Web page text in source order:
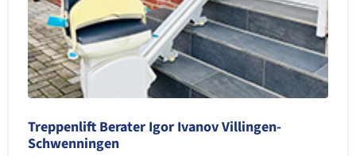
Treppenlift Berater Igor Ivanov Villingen-
Schwenningen